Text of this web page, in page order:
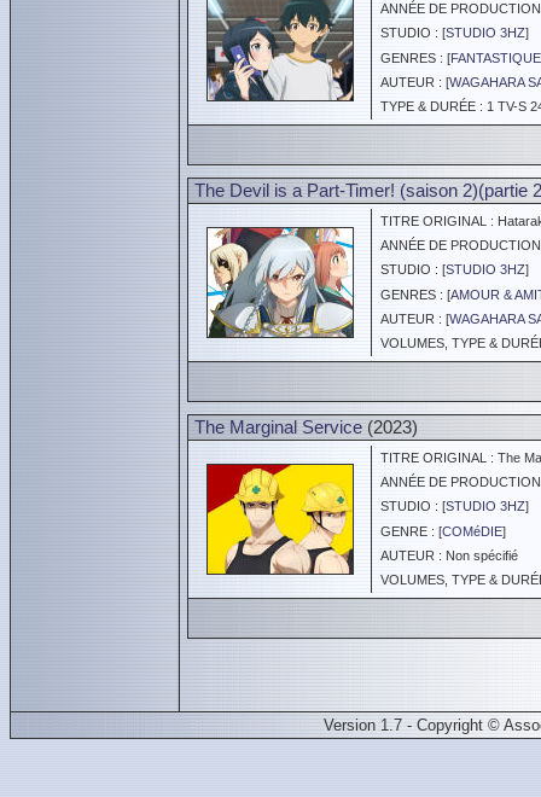
ANNÉE DE
STUDIO : [STUDIO 3HZ]
GENRES : [
AUTEUR : [WAGAHARA
TYPE & DURÉE : 1 TV-S
The Devil is a Part-Timer! (saison 2)(partie
TITRE ORIGINAL :
ANNÉE DE
STUDIO : [STUDIO 3HZ]
GENRES : [AMOUR &
AUTEUR : [WAGAHARA
VOLUMES, TYPE &
The Marginal Service (2023)
TITRE ORIGINAL : The
ANNÉE DE
STUDIO : [STUDIO 3HZ]
GENRE : [COMéDIE]
AUTEUR : Non spécifié
VOLUMES, TYPE &
Version 1.7 - Copyright ©